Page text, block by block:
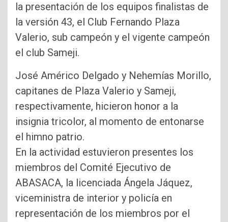
la presentación de los equipos finalistas de
la versión 43, el Club Fernando Plaza
Valerio, sub campeón y el vigente campeón
el club Sameji.
José Américo Delgado y Nehemías Morillo,
capitanes de Plaza Valerio y Sameji,
respectivamente, hicieron honor a la
insignia tricolor, al momento de entonarse
el himno patrio.
En la actividad estuvieron presentes los
miembros del Comité Ejecutivo de
ABASACA, la licenciada Ángela Jáquez,
viceministra de interior y policía en
representación de los miembros por el